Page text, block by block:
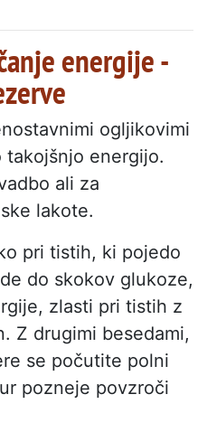
energije -
ogljikovimi
energijo.
ali za
lakote.
pri tistih, ki pojedo
do skokov glukoze,
zlasti pri tistih z
Z drugimi besedami,
se počutite polni
pozneje povzroči